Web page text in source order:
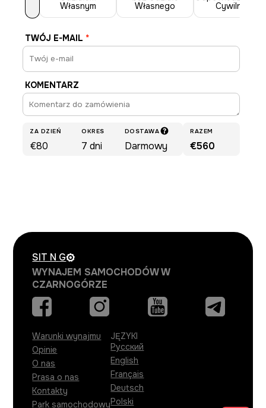
Własnym
Własnego
Cywilnej
TWÓJ E-MAIL *
KOMENTARZ
ZA DZIEŃ
€80
OKRES
7 dni
DOSTAWA
Darmowy
RAZEM
€560
SIT N G
WYNAJEM SAMOCHODÓW W
CZARNOGÓRZE
Warunki wynajmu
Opinie
O nas
Prasa o nas
Kontakty
Park samochodowy
JĘZYKI
Русский
English
Français
Deutsch
Polski